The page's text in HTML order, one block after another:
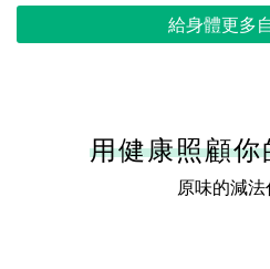
給身體更多
用健康照顧
原味的減